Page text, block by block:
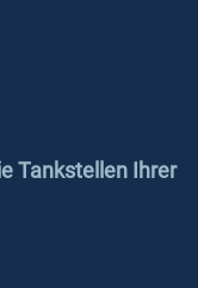
Tankstellen Ihrer